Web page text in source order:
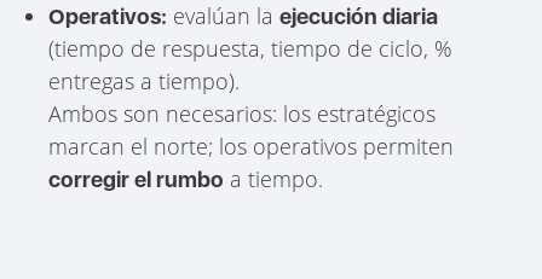
Operativos: evalúan laejecución diaria
(tiempo de respuesta, tiempo de ciclo, %
entregas a tiempo).
Ambos son necesarios: los estratégicos
marcan el norte; los operativos permiten
corregir el rumbo a tiempo.